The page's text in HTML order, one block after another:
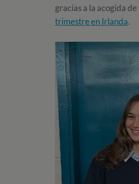
gracias a la acogida
trimestre en Irlanda.